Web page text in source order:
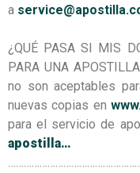
a
¿QUÉ PASA SI MIS
PARA UNA
no son aceptables
nuevas copias en
para el servicio de
apostilla…